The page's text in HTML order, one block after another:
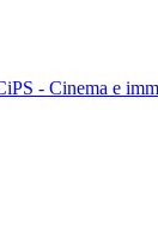
- Cinema e